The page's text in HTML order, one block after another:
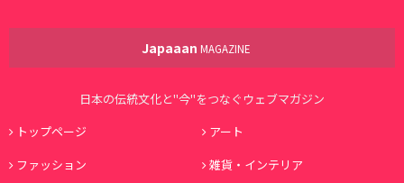
Japaaan MAGAZINE
日本の伝統文化と"今"をつなぐウェブマガジン
トップページ
アート
ファッション
雑貨・インテリア